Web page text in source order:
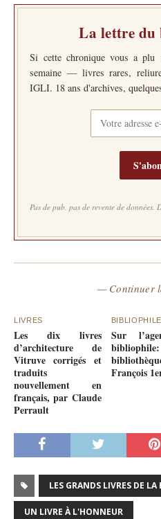
La lettre
Si cette chronique vous a plu
semaine — livres rares,
IGLI. 18 ans d'archives,
Pas de pub, pas de revente de données.
— Continuer
LIVRES
Les dix livres
d’architecture de
Vitruve corrigés et
traduits
nouvellement en
français, par Claude
Perrault
Sur
François
LES GRANDS LIVRES DE
UN LIVRE À L'HONNEUR